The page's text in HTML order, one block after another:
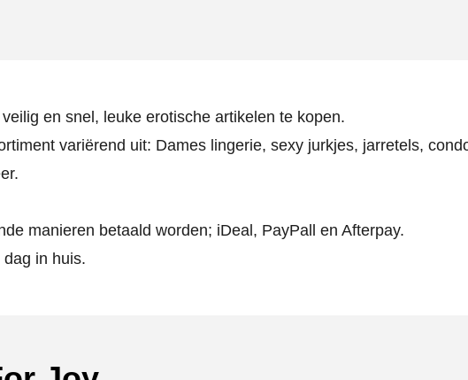
en snel, leuke erotische artikelen te kopen.
variërend uit: Dames lingerie, sexy jurkjes, jarretels,
manieren betaald worden; iDeal, PayPall en Afterpay.
in huis.